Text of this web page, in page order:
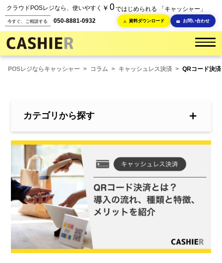
クラウドPOSレジなら、使いやすく ￥ 0ではじめられる 「キャッシャー」
今すぐ、ご相談する 050-8881-0932 資料ダウンロード お問い合わせ
POSレジならキャッシャー > コラム > キャッシュレス決済 > QRコード決
カテゴリから探す ＋